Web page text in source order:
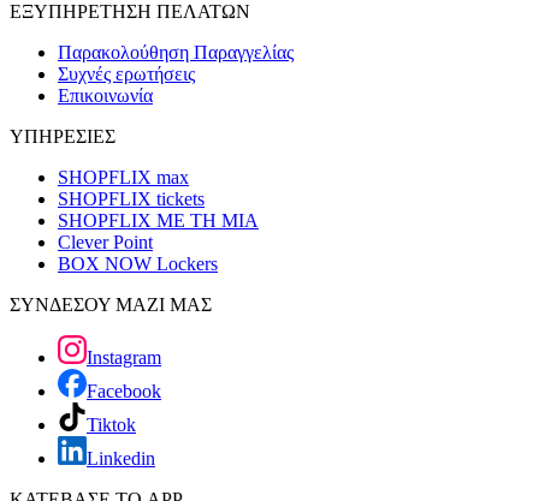
ΕΞΥΠΗΡΕΤΗΣΗ ΠΕΛΑΤΩΝ
Παρακολούθηση Παραγγελίας
Συχνές ερωτήσεις
Επικοινωνία
ΥΠΗΡΕΣΙΕΣ
SHOPFLIX max
SHOPFLIX tickets
SHOPFLIX ΜΕ ΤΗ ΜΙΑ
Clever Point
BOX NOW Lockers
ΣΥΝΔΕΣΟΥ ΜΑΖΙ ΜΑΣ
Instagram
Facebook
Tiktok
Linkedin